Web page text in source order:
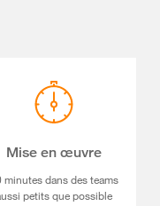
Mise en œuvre
minutes dans des teams
petits que possible